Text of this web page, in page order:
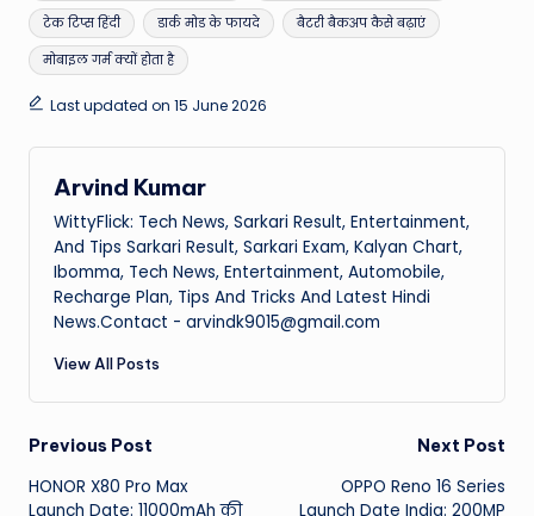
टेक टिप्स हिंदी डार्क मोड के फायदे बैटरी बैकअप कैसे बढ़ाएं
मोबाइल गर्म क्यों होता है
Last updated on 15 June 2026
Arvind Kumar
WittyFlick: Tech News, Sarkari Result, Entertainment,
And Tips Sarkari Result, Sarkari Exam, Kalyan Chart,
Ibomma, Tech News, Entertainment, Automobile,
Recharge Plan, Tips And Tricks And Latest Hindi
News.Contact - arvindk9015@gmail.com
View All Posts
Post
navigation
Previous Post
HONOR X80 Pro Max
Launch Date: 11000mAh की
Next Post
OPPO Reno 16 Series
Launch Date India: 200MP